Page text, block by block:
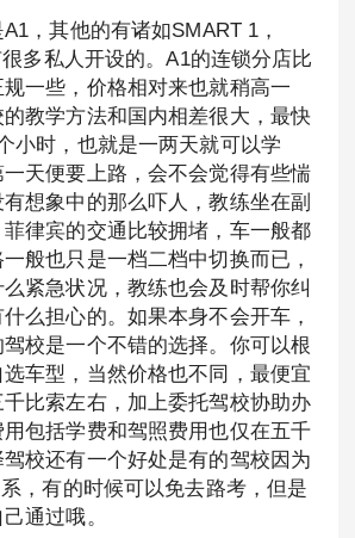
，其他的有诸如SMART 1，
多私人开设的。A1的连锁分店比
一些，价格相对来也就稍高一
教学方法和国内相差很大，最快
小时，也就是一两天就可以学
天便要上路，会不会觉得有些惴
想象中的那么吓人，教练坐在副
律宾的交通比较拥堵，车一般都
般也只是一档二档中切换而已，
紧急状况，教练也会及时帮你纠
么担心的。如果本身不会开车，
校是一个不错的选择。你可以根
车型，当然价格也不同，最便宜
比索左右，加上委托驾校协助办
包括学费和驾照费用也仅在五千
校还有一个好处是有的驾校因为
，有的时候可以免去路考，但是
通过哦。